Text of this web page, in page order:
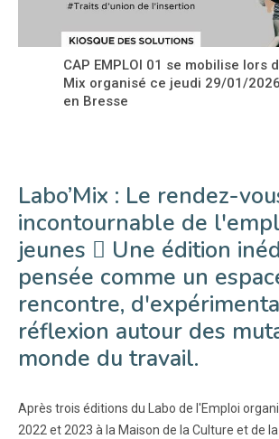
CAP EMPLOI 01 se mobilise lors
Mix organisé ce jeudi 29/01/
en Bresse
Labo’Mix : Le rendez-
incontournable de
jeunes  Une édition
pensée comme un
rencontre,
réflexion autour des
monde du travail.
Après trois éditions du Labo de l'Emploi
2022 et 2023 à la Maison de la Culture et de